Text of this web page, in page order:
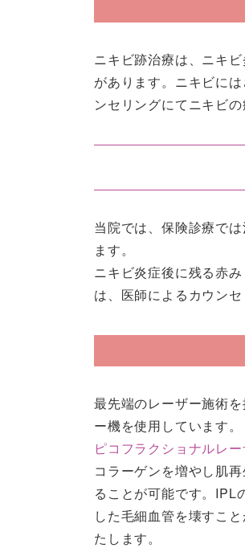
ニキビ跡治療は、ニキ
があります。ニキビに
ンセリングにてニキビ
当院では、保険診療で
ます。
ニキビ炎症後に残る赤
は、医師によるカウン
最先端のレーザー施術を
ー機を使用しています。
ピコフラクショナルレ
コラーゲンを増やし肌再
ることが可能です。IPL
した毛細血管を壊すこ
たします。